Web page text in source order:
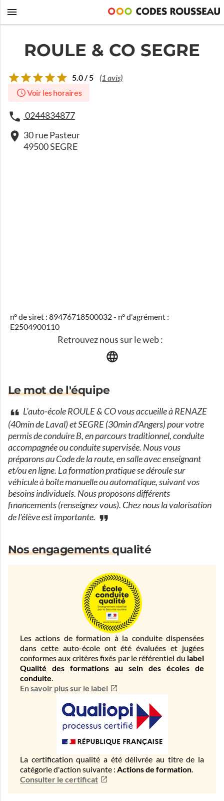
ROULE & CO SEGRE
5.0 / 5 (1 avis)
Voir les horaires
0244834877
30 rue Pasteur
49500 SEGRE
n° de siret : 89476718500032 - n° d'agrément :
E2504900110
Retrouvez nous sur le web :
Le mot de l'équipe
L'auto-école ROULE & CO vous accueille à RENAZE
(40min de Laval) et SEGRE (30min d'Angers) pour votre
permis de conduire B, en parcours traditionnel, conduite
accompagnée ou conduite supervisée. Nous vous
préparons au Code de la route, en salle avec enseignant
et/ou en ligne. La formation pratique se déroule sur
véhicule à boîte manuelle ou automatique, suivant vos
besoins individuels. Nous proposons différents
financements (renseignez vous). Chez nous la valorisation
de l'élève est importante.
Nos engagements qualité
Les actions de formation à la conduite dispensées
dans cette auto-école ont été évaluées et jugées
conformes aux critères fixés par le référentiel du label
Qualité des formations au sein des écoles de
conduite.
En savoir plus sur le label
La certification qualité a été délivrée au titre de la
catégorie d'action suivante : Actions de formation.
Consulter le certificat